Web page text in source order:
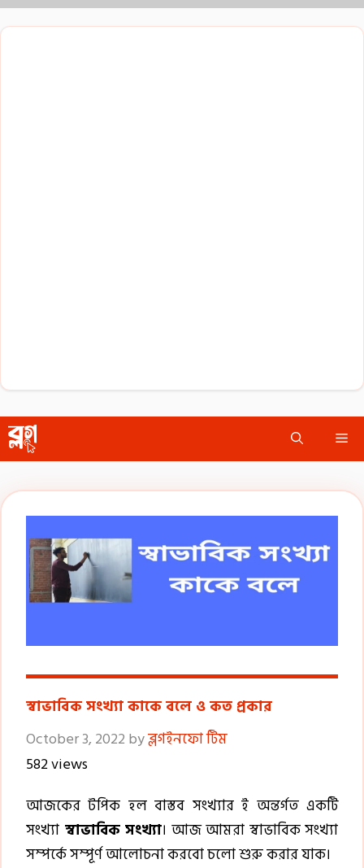
Skip
to
স্বাভাবিক সংখ্যা কাকে বলে ও কত প্রকার
October 3, 2022 byব্লগইনফো টিম
582 views
আজকের টপিক হল বাস্তব সংখ্যার ই অন্তর্গত একটি
সংখ্যা স্বাভাবিক সংখ্যা। আজ আমরা স্বাভাবিক সংখ্যা
সম্পর্কে সম্পূর্ণ আলোচনা করবো চলো শুরু করার যাক।